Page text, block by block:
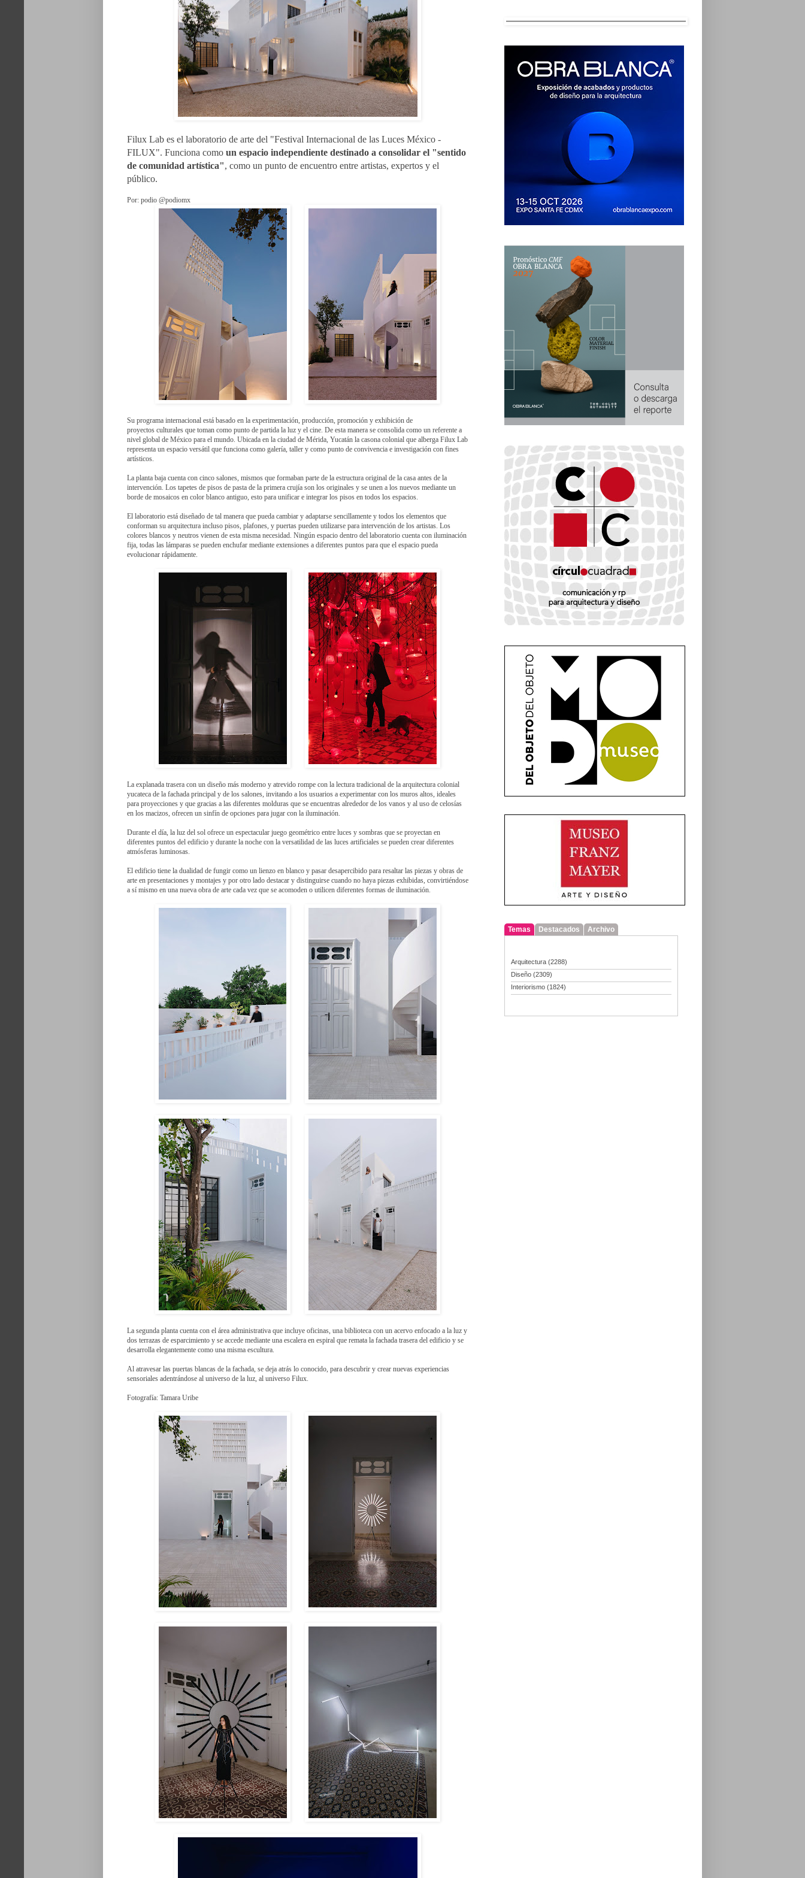
Filux Lab es el laboratorio de arte del "Festival Internacional de las Luces México -
FILUX". Funciona como un espacio independiente destinado a consolidar el "sentido
de comunidad artística", como un punto de encuentro entre artistas, expertos y el
público.
Por: podio @podiomx
Su programa internacional está basado en la experimentación, producción, promoción y exhibición de
proyectos culturales que toman como punto de partida la luz y el cine. De esta manera se consolida como un referente a
nivel global de México para el mundo. Ubicada en la ciudad de Mérida, Yucatán la casona colonial que alberga Filux Lab
representa un espacio versátil que funciona como galería, taller y como punto de convivencia e investigación con fines
artísticos.
La planta baja cuenta con cinco salones, mismos que formaban parte de la estructura original de la casa antes de la
intervención. Los tapetes de pisos de pasta de la primera crujía son los originales y se unen a los nuevos mediante un
borde de mosaicos en color blanco antiguo, esto para unificar e integrar los pisos en todos los espacios.
El laboratorio está diseñado de tal manera que pueda cambiar y adaptarse sencillamente y todos los elementos que
conforman su arquitectura incluso pisos, plafones, y puertas pueden utilizarse para intervención de los artistas. Los
colores blancos y neutros vienen de esta misma necesidad. Ningún espacio dentro del laboratorio cuenta con iluminación
fija, todas las lámparas se pueden enchufar mediante extensiones a diferentes puntos para que el espacio pueda
evolucionar rápidamente.
La explanada trasera con un diseño más moderno y atrevido rompe con la lectura tradicional de la arquitectura colonial
yucateca de la fachada principal y de los salones, invitando a los usuarios a experimentar con los muros altos, ideales
para proyecciones y que gracias a las diferentes molduras que se encuentras alrededor de los vanos y al uso de celosías
en los macizos, ofrecen un sinfín de opciones para jugar con la iluminación.
Durante el día, la luz del sol ofrece un espectacular juego geométrico entre luces y sombras que se proyectan en
diferentes puntos del edificio y durante la noche con la versatilidad de las luces artificiales se pueden crear diferentes
atmósferas luminosas.
El edificio tiene la dualidad de fungir como un lienzo en blanco y pasar desapercibido para resaltar las piezas y obras de
arte en presentaciones y montajes y por otro lado destacar y distinguirse cuando no haya piezas exhibidas, convirtiéndose
a sí mismo en una nueva obra de arte cada vez que se acomoden o utilicen diferentes formas de iluminación.
La segunda planta cuenta con el área administrativa que incluye oficinas, una biblioteca con un acervo enfocado a la luz y
dos terrazas de esparcimiento y se accede mediante una escalera en espiral que remata la fachada trasera del edificio y se
desarrolla elegantemente como una misma escultura.
Al atravesar las puertas blancas de la fachada, se deja atrás lo conocido, para descubrir y crear nuevas experiencias
sensoriales adentrándose al universo de la luz, al universo Filux.
Fotografía: Tamara Uribe
Temas Destacados Archivo
Arquitectura (2288)
Diseño (2309)
Interiorismo (1824)